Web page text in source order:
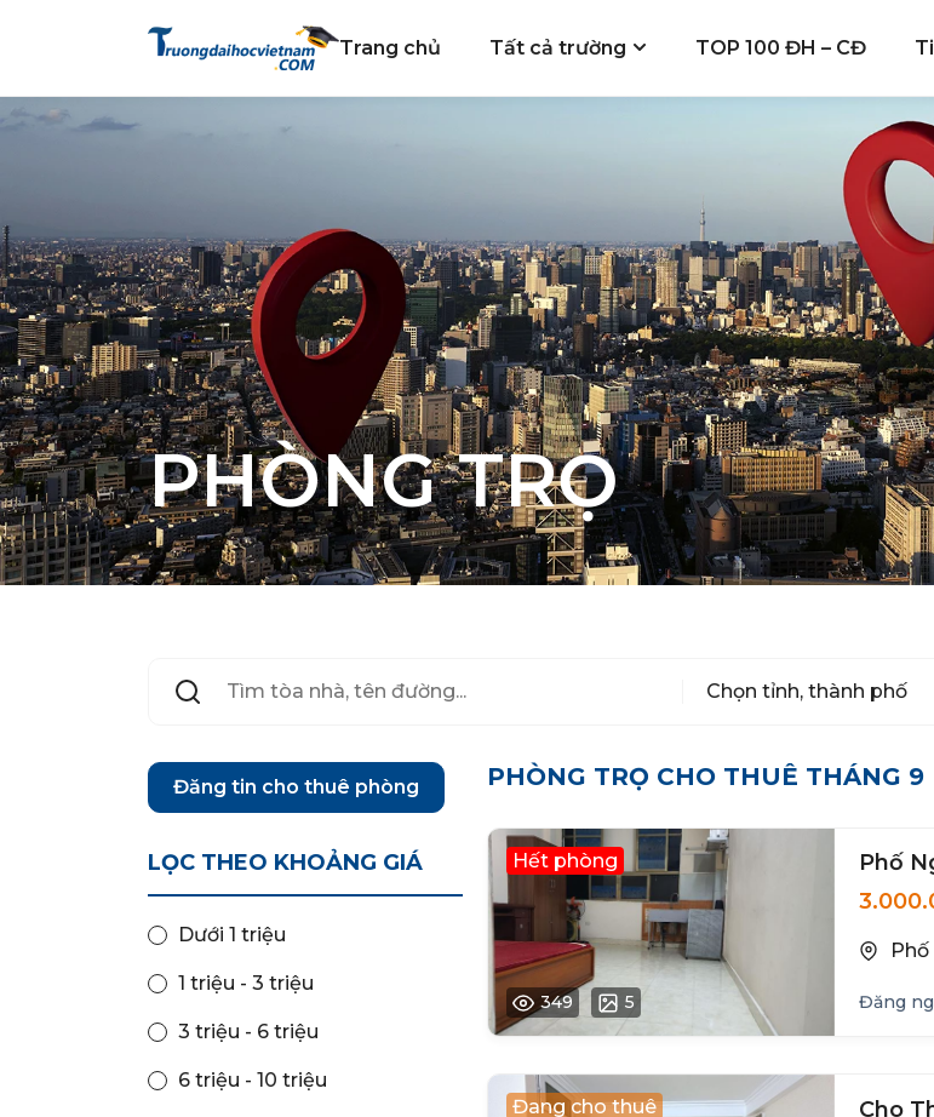
Trang chủ Tất cả trường TOP 100 ĐH – CĐ
PHÒNG TRỌ
Chọn tỉnh, thành phố
Đăng tin cho thuê phòng
LỌC THEO KHOẢNG GIÁ
Dưới 1 triệu
1 triệu - 3 triệu
3 triệu - 6 triệu
6 triệu - 10 triệu
PHÒNG TRỌ CHO THUÊ THÁNG 9
Phố
Đăng
349 5
Hết phòng
Đang cho thuê